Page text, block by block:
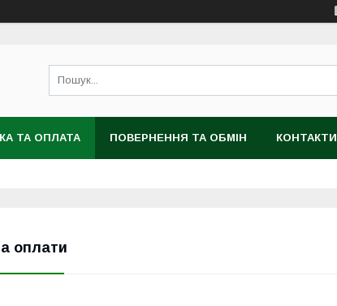
ТА ОПЛАТА ПОВЕРНЕННЯ ТА ОБМІН КОНТАКТИ
оплати